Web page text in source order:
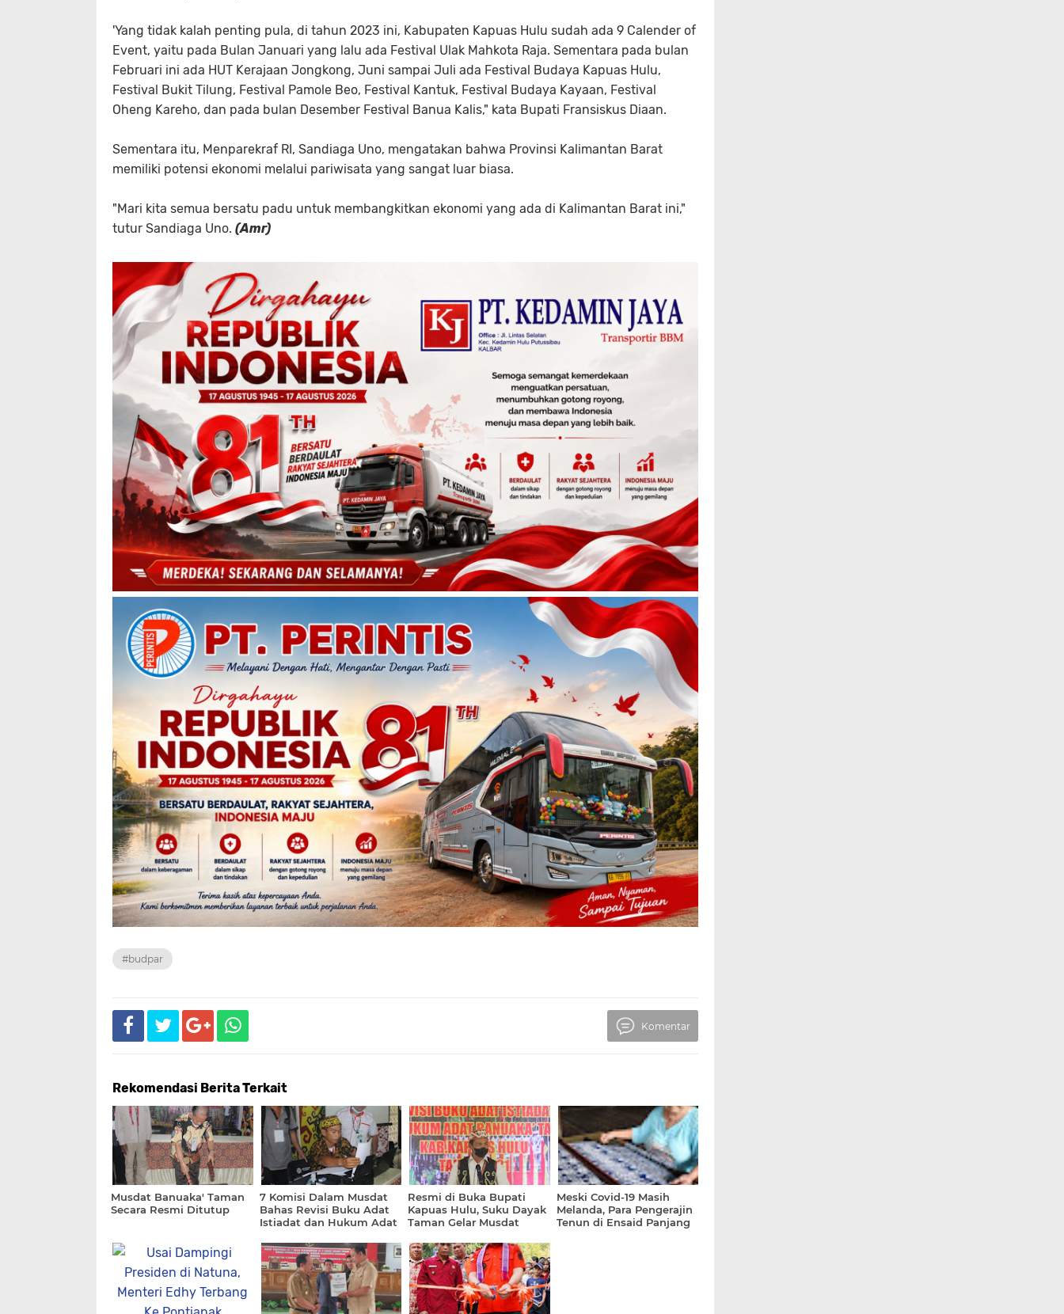
'Yang tidak kalah penting pula, di tahun 2023 ini, Kabupaten Kapuas Hulu sudah ada 9 Calender of
Event, yaitu pada Bulan Januari yang lalu ada Festival Ulak Mahkota Raja. Sementara pada bulan
Februari ini ada HUT Kerajaan Jongkong, Juni sampai Juli ada Festival Budaya Kapuas Hulu,
Festival Bukit Tilung, Festival Pamole Beo, Festival Kantuk, Festival Budaya Kayaan, Festival
Oheng Kareho, dan pada bulan Desember Festival Banua Kalis," kata Bupati Fransiskus Diaan.
Sementara itu, Menparekraf RI, Sandiaga Uno, mengatakan bahwa Provinsi Kalimantan Barat
memiliki potensi ekonomi melalui pariwisata yang sangat luar biasa.
"Mari kita semua bersatu padu untuk membangkitkan ekonomi yang ada di Kalimantan Barat ini,"
tutur Sandiaga Uno. (Amr)
#budpar
Komentar
Rekomendasi Berita Terkait
Musdat Banuaka' Taman
Secara Resmi Ditutup
7 Komisi Dalam Musdat
Bahas Revisi Buku Adat
Istiadat dan Hukum Adat
Resmi di Buka Bupati
Kapuas Hulu, Suku Dayak
Taman Gelar Musdat
Meski Covid-19 Masih
Melanda, Para Pengerajin
Tenun di Ensaid Panjang